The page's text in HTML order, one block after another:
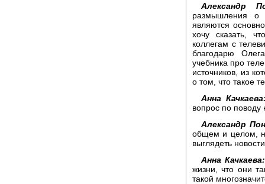
Александр
размышления о
являются
хочу сказать,
коллегам с
благодарю
учебника про
источников, из
о том, что такое
Анна
вопрос по поводу
Александр
общем и целом,
выглядеть
Анна Качкаева:
жизни, что они
такой